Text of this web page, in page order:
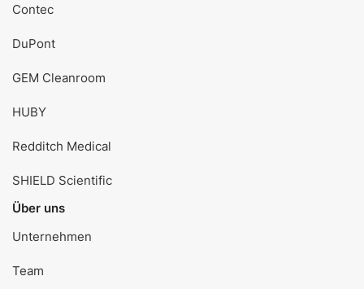
Contec
DuPont
GEM Cleanroom
HUBY
Redditch Medical
SHIELD Scientific
Über uns
Unternehmen
Team